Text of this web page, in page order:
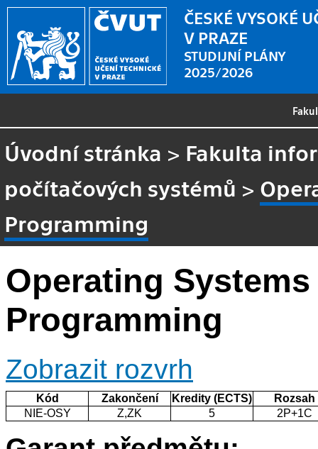
ČESKÉ VYSOKÉ
V PRAZE
STUDIJNÍ PLÁNY
2025/2026
Úvodní stránka > Fakulta
počítačových systémů >
Programming
Operating
Programming
Zobrazit rozvrh
Kód Zakončení Kredity (ECTS)
Rozsah
NIE-OSY
Z,ZK 5 2P+1C